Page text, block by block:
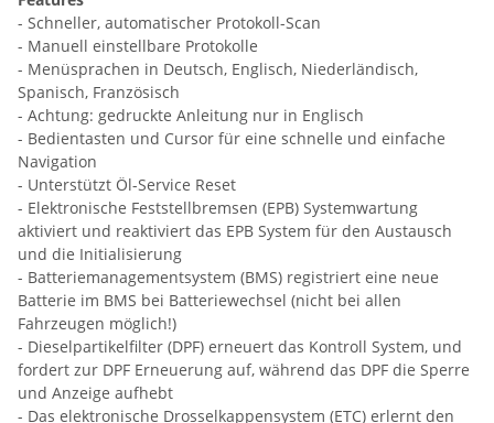
- Schneller, automatischer Protokoll-Scan
- Manuell einstellbare Protokolle
- Menüsprachen in Deutsch, Englisch, Niederländisch,
Spanisch, Französisch
- Achtung: gedruckte Anleitung nur in Englisch
- Bedientasten und Cursor für eine schnelle und einfache
Navigation
- Unterstützt Öl-Service Reset
- Elektronische Feststellbremsen (EPB) Systemwartung
aktiviert und reaktiviert das EPB System für den Austausch
und die Initialisierung
- Batteriemanagementsystem (BMS) registriert eine neue
Batterie im BMS bei Batteriewechsel (nicht bei allen
Fahrzeugen möglich!)
- Dieselpartikelfilter (DPF) erneuert das Kontroll System, und
fordert zur DPF Erneuerung auf, während das DPF die Sperre
und Anzeige aufhebt
- Das elektronische Drosselkappensystem (ETC) erlernt den